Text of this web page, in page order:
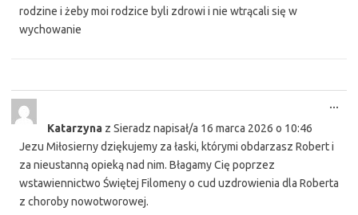
rodzine i żeby moi rodzice byli zdrowi i nie wtrącali się w
wychowanie
Katarzyna z Sieradz napisał/a 16 marca 2026 o 10:46
Jezu Miłosierny dziękujemy za łaski, którymi obdarzasz Robert i
za nieustanną opieką nad nim. Błagamy Cię poprzez
wstawiennictwo Świętej Filomeny o cud uzdrowienia dla Roberta
z choroby nowotworowej.
...